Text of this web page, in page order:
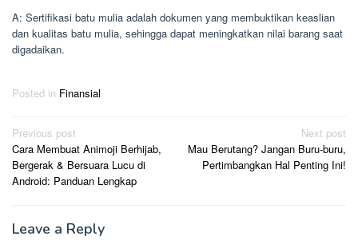
A: Sertifikasi batu mulia adalah dokumen yang membuktikan keaslian
dan kualitas batu mulia, sehingga dapat meningkatkan nilai barang saat
digadaikan.
Posted in Finansial
Post
navigation
Previous post
Cara Membuat Animoji Berhijab,
Bergerak & Bersuara Lucu di
Android: Panduan Lengkap
Next post
Mau Berutang? Jangan Buru-buru,
Pertimbangkan Hal Penting Ini!
Leave a Reply